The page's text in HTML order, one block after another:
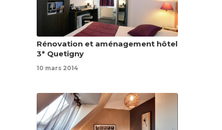
Rénovation et aménagement hôtel
3* Quetigny
10 mars 2014